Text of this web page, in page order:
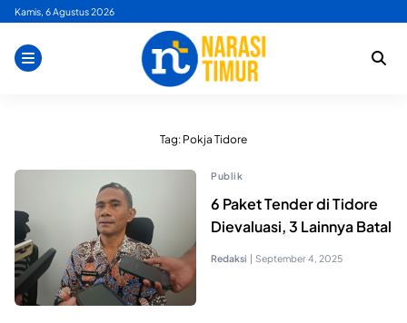
Skip
content
Kamis, 6 Agustus 2026
Tag: Pokja Tidore
Publik
6 Paket Tender di Tidore
Dievaluasi, 3 Lainnya Batal
Redaksi | September 4, 2025